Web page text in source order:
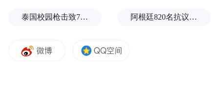
泰国校园枪击致7死15伤，暴露枪支管理巨大漏洞 阿根廷820名抗议者爆冲国会大厦